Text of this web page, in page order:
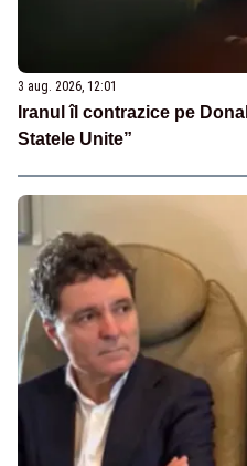
3 aug. 2026, 12:01
Iranul îl contrazice pe
Statele Unite”